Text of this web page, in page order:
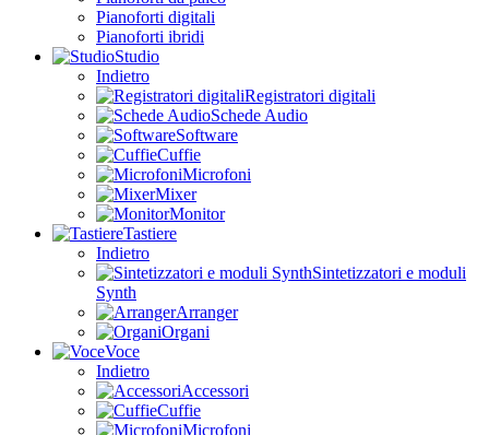
Pianoforti digitali
Pianoforti ibridi
Studio
Indietro
Registratori digitali
Schede Audio
Software
Cuffie
Microfoni
Mixer
Monitor
Tastiere
Indietro
Sintetizzatori e moduli
Synth
Arranger
Organi
Voce
Indietro
Accessori
Cuffie
Microfoni